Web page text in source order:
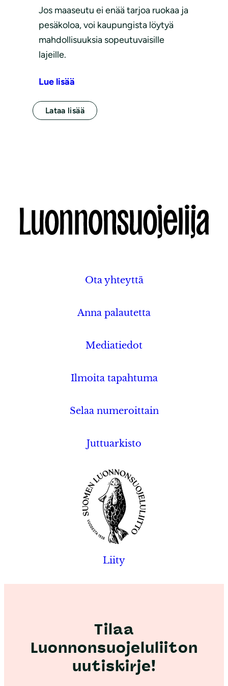
Jos maaseutu ei enää tarjoa ruokaa ja
pesäkoloa, voi kaupungista löytyä
mahdollisuuksia sopeutuvaisille
lajeille.
Lue lisää
Lataa lisää
Ota yhteyttä
Anna palautetta
Mediatiedot
Ilmoita tapahtuma
Selaa numeroittain
Juttuarkisto
Liity
Tilaa
Luonnonsuojeluliiton
uutiskirje!